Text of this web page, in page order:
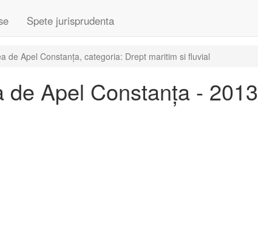
Spete jurisprudenta
de Apel Constanța, categoria: Drept maritim si fluvial
Apel Constanța - 2013